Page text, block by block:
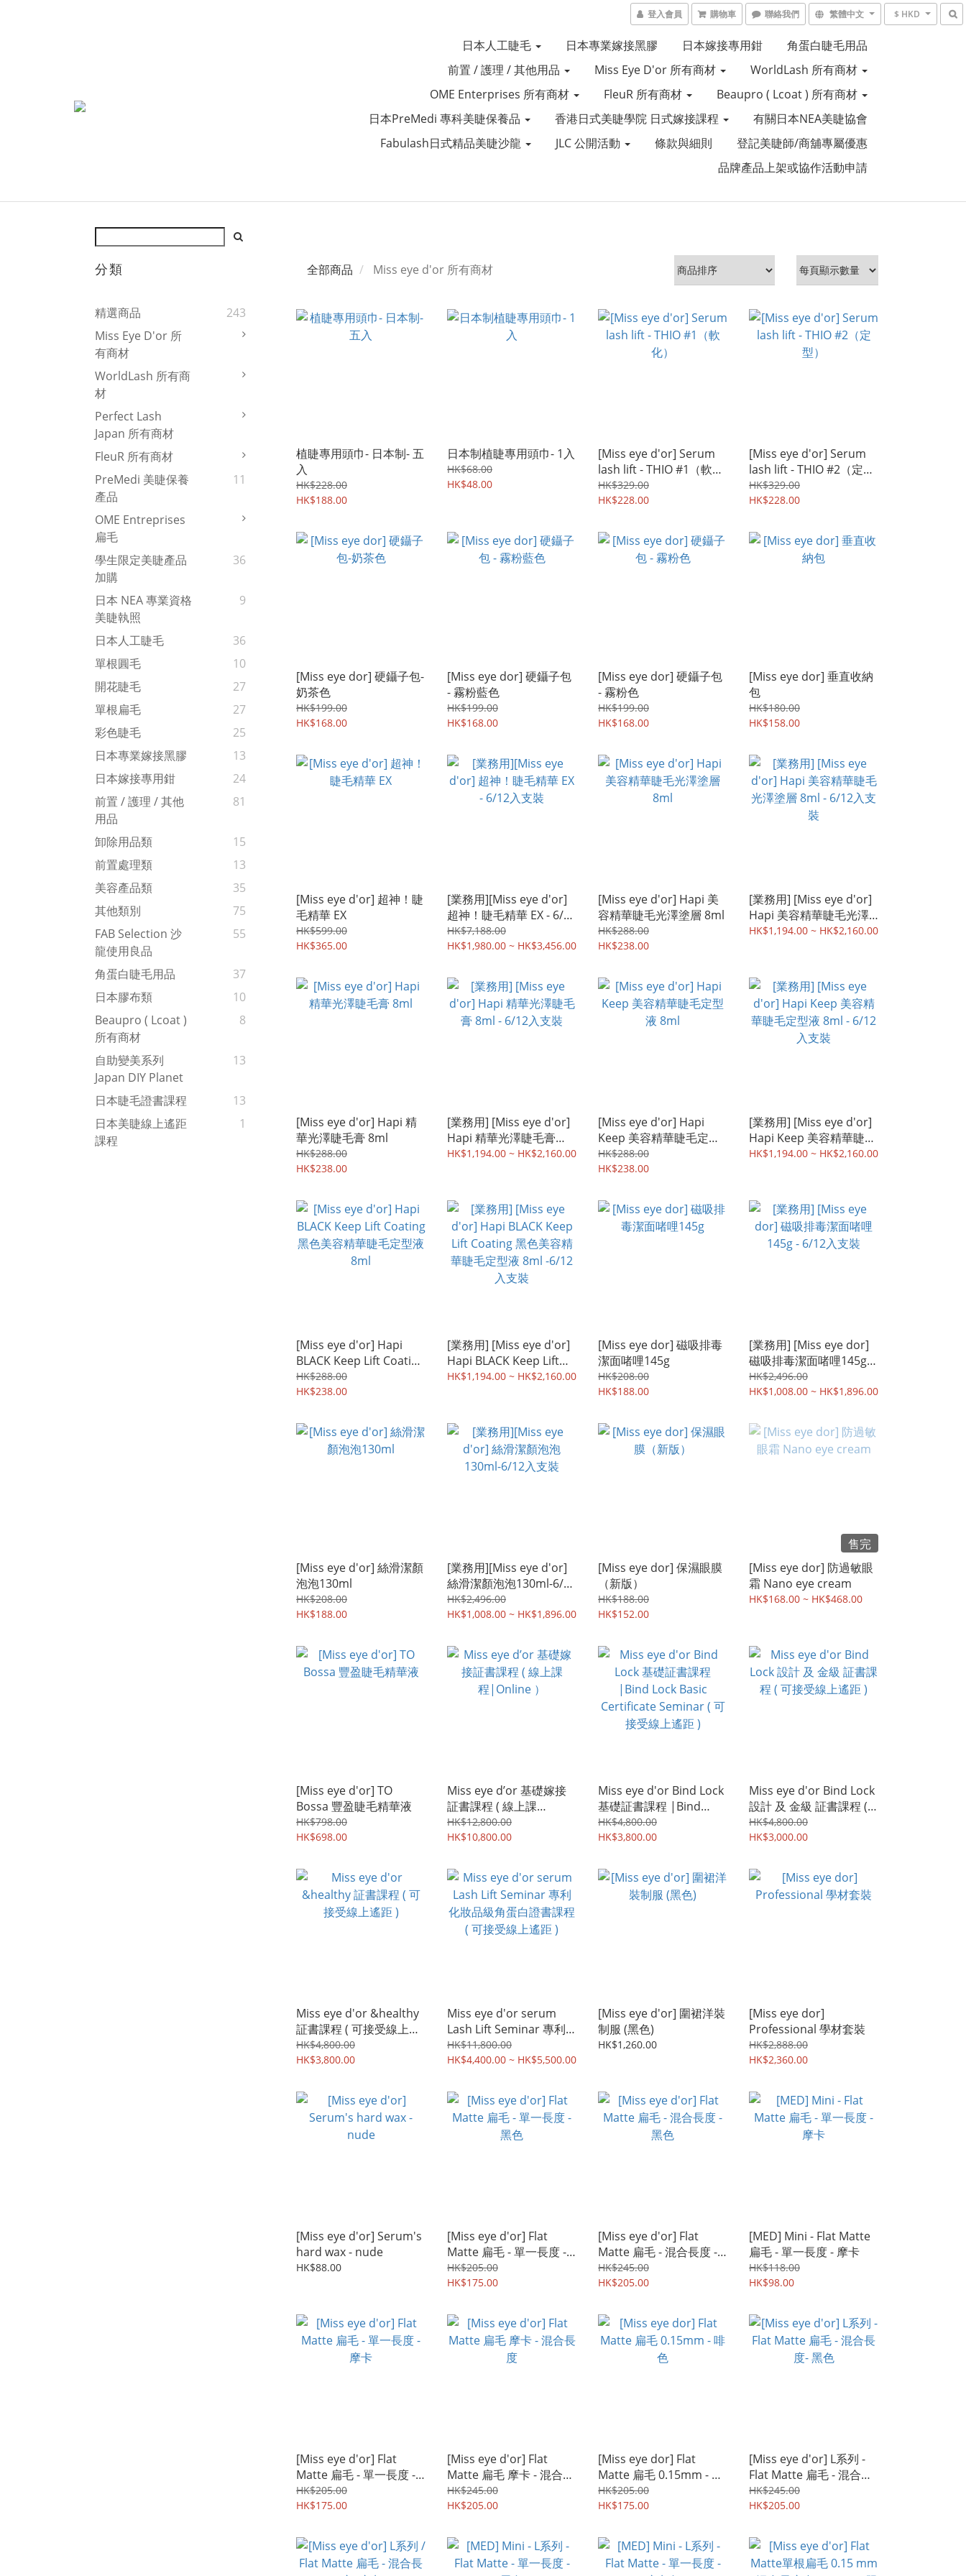
登入會員 購物車 聯絡我們 繁體中文 $ HKD
日本人工睫毛 日本專業嫁接黑膠 日本嫁接專用鉗
角蛋白睫毛用品
前置 / 護理 / 其他用品
Miss Eye D'or 所有商材
WorldLash 所有商材
OME Enterprises 所有商材
FleuR 所有商材
Beaupro ( Lcoat ) 所有商材
日本PreMedi 專科美睫保養品
香港日式美睫學院 日式嫁接課程
有關日本NEA美睫協會
Fabulash日式精品美睫沙龍
JLC 公開活動 條款與細則
登記美睫師/商舖專屬優惠
品牌產品上架或協作活動申請
分類
精選商品
243
Miss Eye D'or 所
有商材
WorldLash 所有商
材
Perfect Lash
Japan 所有商材
FleuR 所有商材
PreMedi 美睫保養
產品
11
OME Entreprises
扁毛
學生限定美睫產品
加購
36
日本 NEA 專業資格
美睫執照
9
日本人工睫毛
36
單根圓毛
10
開花睫毛
27
單根扁毛
27
彩色睫毛
25
日本專業嫁接黑膠
13
日本嫁接專用鉗
24
前置 / 護理 / 其他
用品
81
卸除用品類
15
前置處理類
13
美容產品類
35
其他類別
75
FAB Selection 沙
龍使用良品
55
角蛋白睫毛用品
37
日本膠布類
10
Beaupro ( Lcoat )
所有商材
8
自助變美系列
Japan DIY Planet
13
日本睫毛證書課程
13
日本美睫線上遙距
課程
1
全部商品 Miss eye d'or 所有商材
植睫專用頭巾- 日本制- 五
入
HK$228.00
HK$188.00
日本制植睫專用頭巾- 1入
HK$68.00
HK$48.00
[Miss eye d'or] Serum
lash lift - THIO #1（軟
化）
HK$329.00
HK$228.00
[Miss eye d'or] Serum
lash lift - THIO #2（定
型）
HK$329.00
HK$228.00
[Miss eye dor] 硬鑷子包-
奶茶色
HK$199.00
HK$168.00
[Miss eye dor] 硬鑷子包
- 霧粉藍色
HK$199.00
HK$168.00
[Miss eye dor] 硬鑷子包
- 霧粉色
HK$199.00
HK$168.00
[Miss eye dor] 垂直收納
包
HK$180.00
HK$158.00
[Miss eye d'or] 超神！睫
毛精華 EX
HK$599.00
HK$365.00
[業務用][Miss eye d'or]
超神！睫毛精華 EX - 6/12
入支裝
HK$7,188.00
HK$1,980.00 ~ HK$3,456.00
[Miss eye d'or] Hapi 美
容精華睫毛光澤塗層 8ml
HK$288.00
HK$238.00
[業務用] [Miss eye d'or]
Hapi 美容精華睫毛光澤
塗層 8ml - 6/12入支裝
HK$1,194.00 ~ HK$2,160.00
[Miss eye d'or] Hapi 精
華光澤睫毛膏 8ml
HK$288.00
HK$238.00
[業務用] [Miss eye d'or]
Hapi 精華光澤睫毛膏
8ml - 6/12入支裝
HK$1,194.00 ~ HK$2,160.00
[Miss eye d'or] Hapi
Keep 美容精華睫毛定型
液 8ml
HK$288.00
HK$238.00
[業務用] [Miss eye d'or]
Hapi Keep 美容精華睫毛
定型液 8ml - 6/12入支裝
HK$1,194.00 ~ HK$2,160.00
[Miss eye d'or] Hapi
BLACK Keep Lift Coating
黑色美容精華睫毛定型液
8ml
HK$288.00
HK$238.00
[業務用] [Miss eye d'or]
Hapi BLACK Keep Lift
Coating 黑色美容精華睫
HK$1,194.00 ~ HK$2,160.00
[Miss eye dor] 磁吸排毒
潔面啫哩145g
HK$208.00
HK$188.00
[業務用] [Miss eye dor]
磁吸排毒潔面啫哩145g -
6/12入支裝
HK$2,496.00
HK$1,008.00 ~ HK$1,896.00
[Miss eye d'or] 絲滑潔顏
泡泡130ml
HK$208.00
HK$188.00
[業務用][Miss eye d'or]
絲滑潔顏泡泡130ml-6/12
入支裝
HK$2,496.00
HK$1,008.00 ~ HK$1,896.00
[Miss eye dor] 保濕眼膜
（新版）
HK$188.00
HK$152.00
售完
[Miss eye dor] 防過敏眼
霜 Nano eye cream
HK$168.00 ~ HK$468.00
[Miss eye d'or] TO
Bossa 豐盈睫毛精華液
HK$798.00
HK$698.00
Miss eye d’or 基礎嫁接
証書課程 ( 線上課
程|Online ）
HK$12,800.00
HK$10,800.00
Miss eye d'or Bind Lock
基礎証書課程 |Bind
Lock Basic Certificate
Seminar ( 可接受線上遙
HK$4,800.00
HK$3,800.00
Miss eye d'or Bind Lock
設計 及 金級 証書課程 (
可接受線上遙距 )
HK$4,800.00
HK$3,000.00
Miss eye d'or &healthy
証書課程 ( 可接受線上遙
距 )
HK$4,800.00
HK$3,800.00
Miss eye d'or serum
Lash Lift Seminar 專利
化妝品級角蛋白證書課程
( 可接受線上遙距 )
HK$11,800.00
HK$4,400.00 ~ HK$5,500.00
[Miss eye d'or] 圍裙洋裝
制服 (黑色)
HK$1,260.00
[Miss eye dor]
Professional 學材套裝
HK$2,888.00
HK$2,360.00
[Miss eye d'or] Serum's
hard wax - nude
HK$88.00
[Miss eye d'or] Flat
Matte 扁毛 - 單一長度 -
黑色
HK$205.00
HK$175.00
[Miss eye d'or] Flat
Matte 扁毛 - 混合長度 -
黑色
HK$245.00
HK$205.00
[MED] Mini - Flat Matte
扁毛 - 單一長度 - 摩卡
HK$118.00
HK$98.00
[Miss eye d'or] Flat
Matte 扁毛 - 單一長度 -
摩卡
HK$205.00
HK$175.00
[Miss eye d'or] Flat
Matte 扁毛 摩卡 - 混合長
度
HK$245.00
HK$205.00
[Miss eye dor] Flat
Matte 扁毛 0.15mm - 啡
色
HK$205.00
HK$175.00
[Miss eye d'or] L系列 -
Flat Matte 扁毛 - 混合長
度- 黑色
HK$245.00
HK$205.00